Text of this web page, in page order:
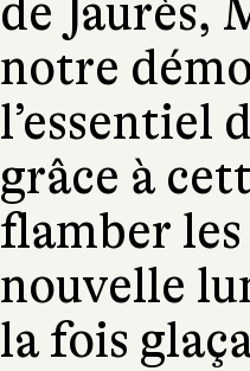
de Jaurès,
notre
l’essentiel
grâce à
flamber
nouvelle
la fois